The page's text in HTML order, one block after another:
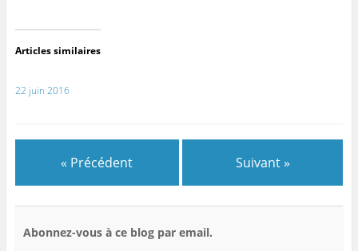
Articles similaires
22 juin 2016
« Précédent Suivant »
Abonnez-vous à ce blog par email.